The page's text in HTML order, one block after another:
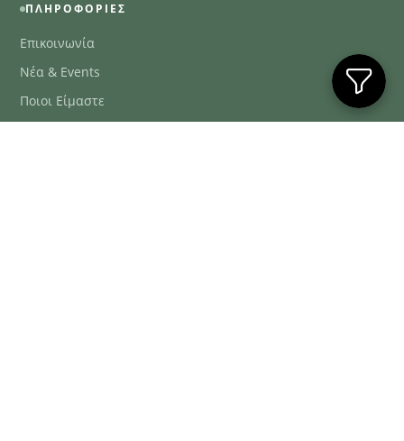
ΠΛΗΡΟΦΟΡΊΕΣ
Επικοινωνία
Νέα & Events
Ποιοι Είμαστε